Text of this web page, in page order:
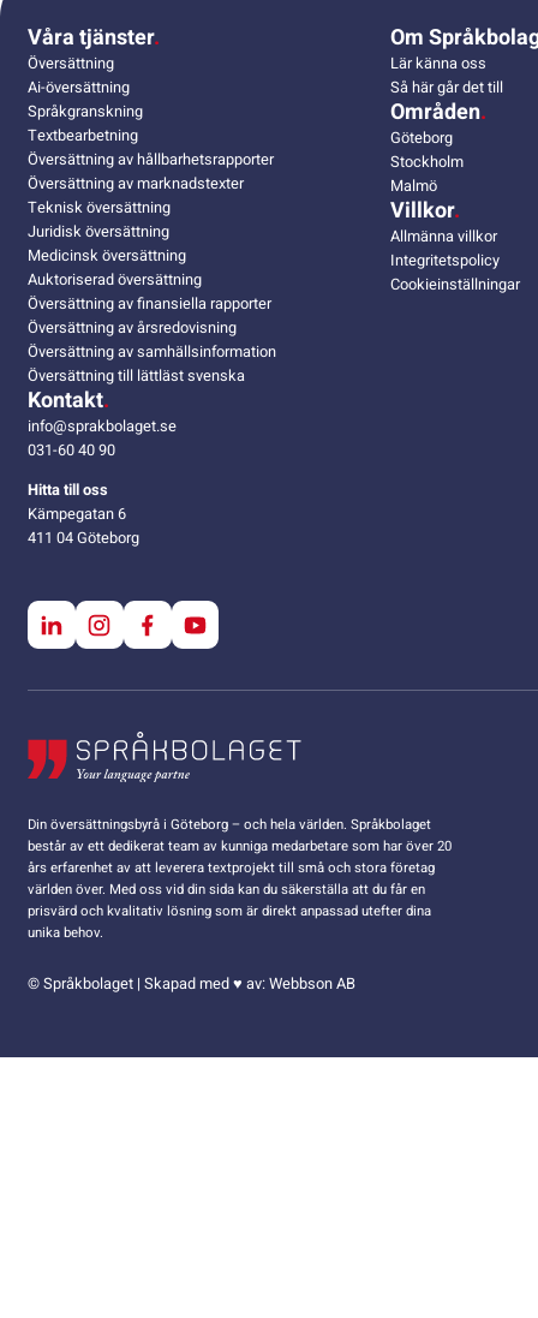
Våra tjänster
Översättning
Ai-översättning
Språkgranskning
Textbearbetning
Översättning av hållbarhetsrapporter
Översättning av marknadstexter
Teknisk översättning
Juridisk översättning
Medicinsk översättning
Auktoriserad översättning
Översättning av finansiella rapporter
Översättning av årsredovisning
Översättning av samhällsinformation
Översättning till lättläst svenska
Om
Lär känna oss
Så här går det till
Områden
Göteborg
Stockholm
Malmö
Villkor
Allmänna villkor
Integritetspolicy
Cookieinställningar
Kontakt
info@sprakbolaget.se
031-60 40 90
Hitta till oss
Kämpegatan 6
411 04 Göteborg
Din översättningsbyrå i Göteborg – och hela världen. Språkbolaget
består av ett dedikerat team av kunniga medarbetare som har över 20
års erfarenhet av att leverera textprojekt till små och stora företag
världen över. Med oss vid din sida kan du säkerställa att du får en
prisvärd och kvalitativ lösning som är direkt anpassad utefter dina
unika behov.
© Språkbolaget | Skapad med ♥ av: Webbson AB